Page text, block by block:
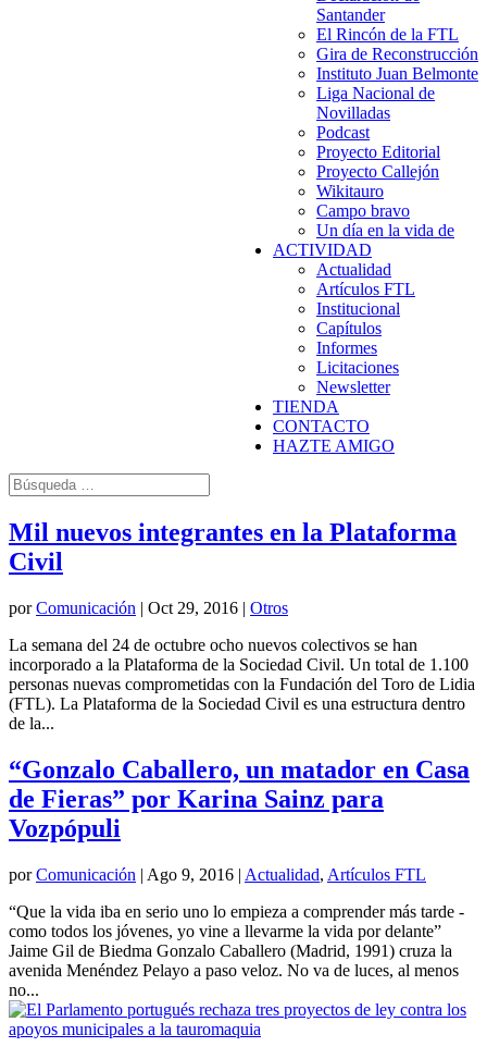
Santander
El Rincón de la FTL
Gira de Reconstrucción
Instituto Juan Belmonte
Liga Nacional de
Novilladas
Podcast
Proyecto Editorial
Proyecto Callejón
Wikitauro
Campo bravo
Un día en la vida de
ACTIVIDAD
Actualidad
Artículos FTL
Institucional
Capítulos
Informes
Licitaciones
Newsletter
TIENDA
CONTACTO
HAZTE AMIGO
Mil nuevos integrantes en la Plataforma
Civil
porComunicación | Oct 29, 2016 | Otros
La semana del 24 de octubre ocho nuevos colectivos se han
incorporado a la Plataforma de la Sociedad Civil. Un total de 1.100
personas nuevas comprometidas con la Fundación del Toro de Lidia
(FTL). La Plataforma de la Sociedad Civil es una estructura dentro
de la...
“Gonzalo Caballero, un matador en Casa
de Fieras” por Karina Sainz para
Vozpópuli
porComunicación | Ago 9, 2016 | Actualidad, Artículos FTL
“Que la vida iba en serio uno lo empieza a comprender más tarde -
como todos los jóvenes, yo vine a llevarme la vida por delante”
Jaime Gil de Biedma Gonzalo Caballero (Madrid, 1991) cruza la
avenida Menéndez Pelayo a paso veloz. No va de luces, al menos
no...